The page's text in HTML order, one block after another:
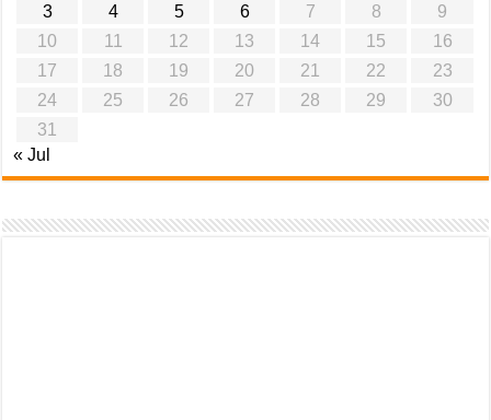
3
4 5 6 7 8
9
10
11 12 13 14 15
16
17
18 19 20 21 22
23
24
25 26 27 28 29
30
31
« Jul